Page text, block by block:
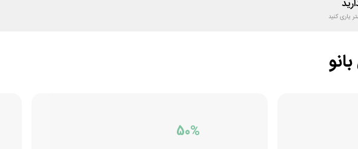
یاری کنید
50%